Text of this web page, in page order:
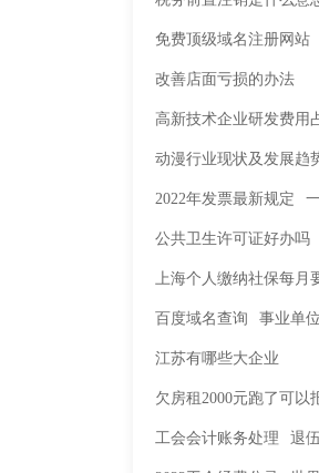
免费顶级域名注册网站
改善店面亏损的办法
高新技术企业研发费用
动漫行业现状及发展趋
2022年发票最新规定
公共卫生许可证好办吗
上海个人缴纳社保每月
百度域名查询 事业单
江苏有哪些大企业
欠房租2000元跑了可以
工会会计账务处理 退